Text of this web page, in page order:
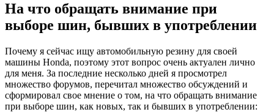
На что обращать внимание при
выборе шин, бывших в употреблении
Почему я сейчас ищу автомобильную резину для своей
машины Honda, поэтому этот вопрос очень актуален лично
для меня. За последние несколько дней я просмотрел
множество форумов, перечитал множество обсуждений и
сформировал свое мнение о том, на что обращать внимание
при выборе шин, как новых, так и бывших в употреблении: